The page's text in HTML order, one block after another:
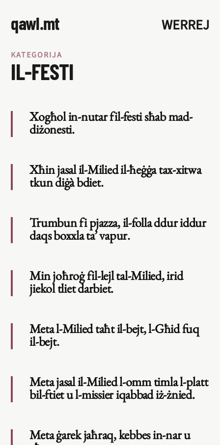
qawl.mt WERREJ
KATEGORIJA
IL-FESTI
Xogħol in-nutar fil-festi sħab mad-
diżonesti.
Xħin jasal il-Milied il-ħeġġa tax-xitwa
tkun diġà bdiet.
Trumbun fi pjazza, il-folla ddur iddur
daqs boxxla ta’ vapur.
Min joħroġ fil-lejl tal-Milied, irid
jiekol tliet darbiet.
Meta l-Milied taħt il-bejt, l-Għid fuq
il-bejt.
Meta jasal il-Milied l-omm timla l-platt
bil-ftiet u l-missier iqabbad iż-żnied.
Meta ġarek jaħraq, kebbes in-nar u